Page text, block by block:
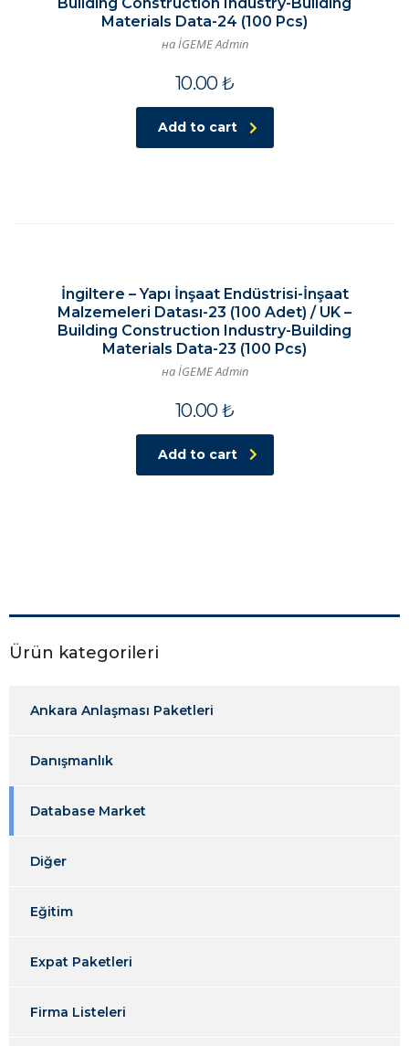
Materials Data-24 (100 Pcs)
на İGEME Admin
10.00₺
Add to cart
İngiltere – Yapı İnşaat Endüstrisi-İnşaat
Malzemeleri Datası-23 (100 Adet) / UK –
Building Construction Industry-Building
Materials Data-23 (100 Pcs)
на İGEME Admin
10.00₺
Add to cart
Ürün kategorileri
Ankara Anlaşması Paketleri
Danışmanlık
Database Market
Diğer
Eğitim
Expat Paketleri
Firma Listeleri